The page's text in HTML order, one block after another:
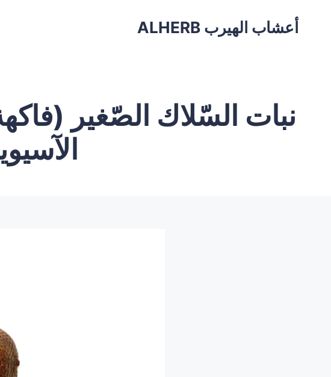
أعشاب الهيرب ALHERB
نبات السّلاك الصّغير